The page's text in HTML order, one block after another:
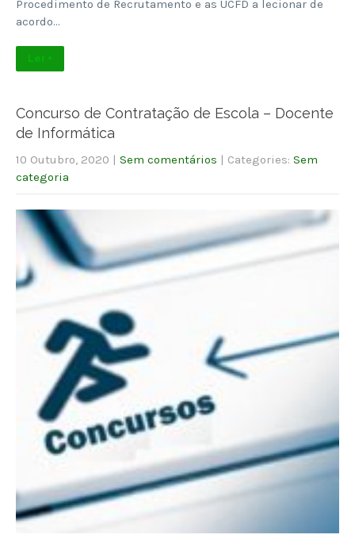
Procedimento de Recrutamento e as UCFD a lecionar de
acordo…
Ler +
Concurso de Contratação de Escola – Docente
de Informática
10 Outubro, 2020 | Sem comentários | Categories: Sem
categoria